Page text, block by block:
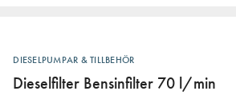
DIESELPUMPAR & TILLBEHÖR
Dieselfilter Bensinfilter 70 l/min